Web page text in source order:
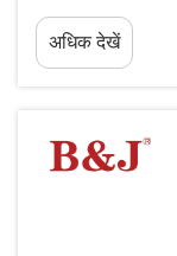
केंद्रीय घटक के रूप में जो
तरह से रखरखाव वाला...
अधिक देखें